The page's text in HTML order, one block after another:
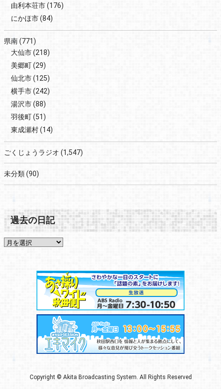
由利本荘市(176)
にかほ市(84)
県南(771)
大仙市(218)
美郷町(29)
仙北市(125)
横手市(242)
湯沢市(88)
羽後町(51)
東成瀬村(14)
ごくじょうラジオ (1,547)
未分類(90)
過去の日記
Copyright © Akita Broadcasting System. All Rights Reserved